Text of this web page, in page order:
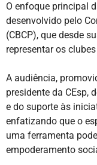
O enfoque principal
desenvolvido pelo
(CBCP), que desde
representar os
A audiência,
presidente da CEsp,
e do suporte às
enfatizando que o
uma ferramenta
empoderamento